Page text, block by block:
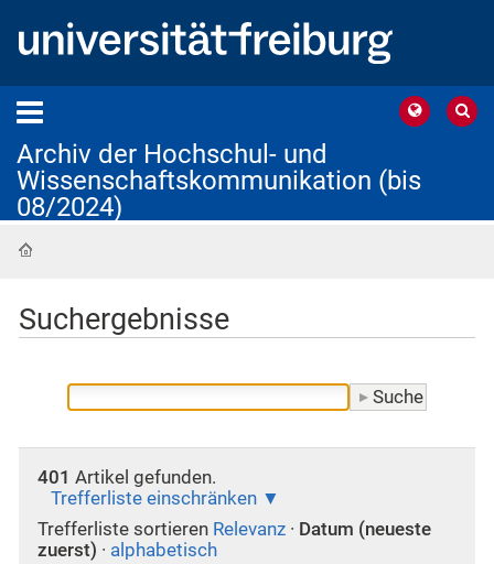
Archiv der Hochschul- und
Wissenschaftskommunikation (bis
08/2024)
Suchergebnisse
401 Artikel gefunden.
Trefferliste einschränken
Trefferliste sortieren Relevanz · Datum (neueste
zuerst) · alphabetisch